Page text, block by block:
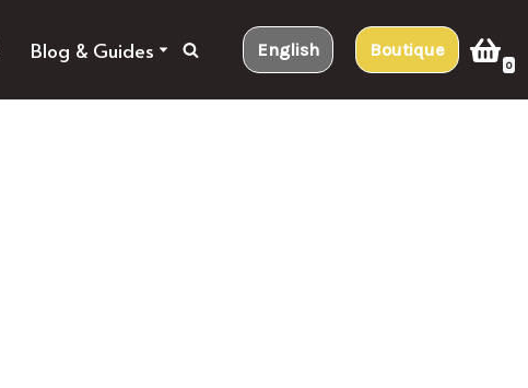
Blog & Guides English Boutique
0